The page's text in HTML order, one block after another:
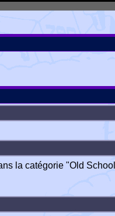
la catégorie "Old